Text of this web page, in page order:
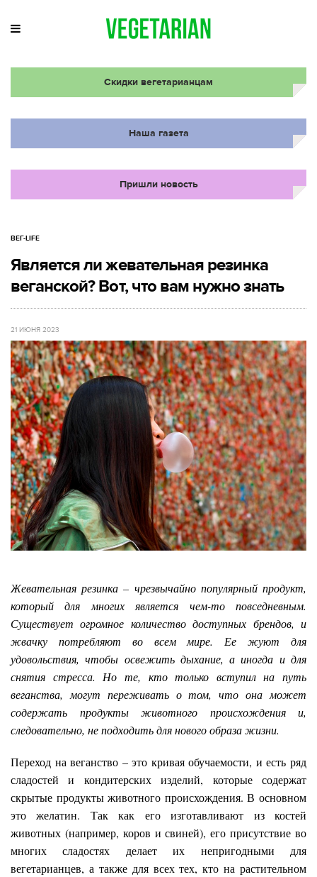
Скидки вегетарианцам
Наша газета
Пришли новость
ВЕГ-LIFE
Является ли жевательная резинка
веганской? Вот, что вам нужно знать
21 ИЮНЯ 2023
Жевательная резинка – чрезвычайно популярный продукт,
который для многих является чем-то повседневным.
Существует огромное количество доступных брендов, и
жвачку потребляют во всем мире. Ее жуют для
удовольствия, чтобы освежить дыхание, а иногда и для
снятия стресса. Но те, кто только вступил на путь
веганства, могут переживать о том, что она может
содержать продукты животного происхождения и,
следовательно, не подходить для нового образа жизни.
Переход на веганство – это кривая обучаемости, и есть ряд
сладостей и кондитерских изделий, которые содержат
скрытые продукты животного происхождения. В основном
это желатин. Так как его изготавливают из костей
животных (например, коров и свиней), его присутствие во
многих сладостях делает их непригодными для
вегетарианцев, а также для всех тех, кто на растительном